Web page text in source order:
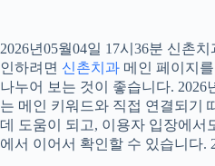
2026년05월04일 17시36분 신촌
인하려면 신촌치과 메인 페이지
나누어 보는 것이 좋습니다. 2026
는 메인 키워드와 직접 연결되기
데 도움이 되고, 이용자 입장에서
에서 이어서 확인할 수 있습니다.